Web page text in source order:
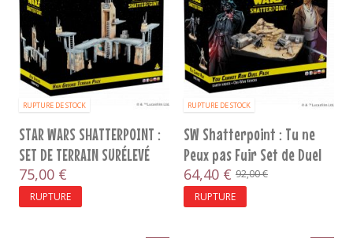
RUPTURE DE STOCK
STAR WARS SHATTERPOINT :
SET DE TERRAIN SURÉLEVÉ
75,00 €
RUPTURE
RUPTURE DE STOCK
SW Shatterpoint : Tu ne
Peux pas Fuir Set de Duel
64,40 € 92,00 €
RUPTURE